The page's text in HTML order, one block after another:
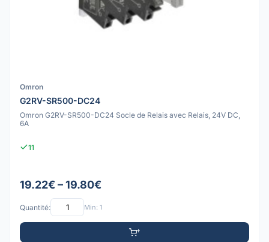
Omron
G2RV-SR500-DC24
Omron G2RV-SR500-DC24 Socle de Relais avec Relais, 24V DC,
6A
11
19.22€ – 19.80€
Quantité: Min: 1